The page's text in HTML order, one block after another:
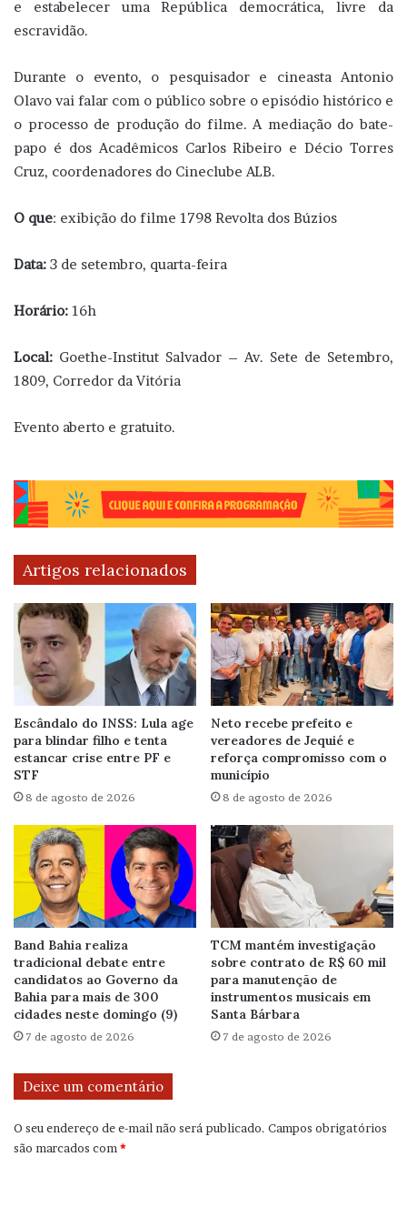
e estabelecer uma República democrática, livre da
escravidão.
Durante o evento, o pesquisador e cineasta Antonio
Olavo vai falar com o público sobre o episódio histórico e
o processo de produção do filme. A mediação do bate-
papo é dos Acadêmicos Carlos Ribeiro e Décio Torres
Cruz, coordenadores do Cineclube ALB.
O que: exibição do filme 1798 Revolta dos Búzios
Data: 3 de setembro, quarta-feira
Horário: 16h
Local: Goethe-Institut Salvador​ – Av. Sete de Setembro,
1809, Corredor da Vitória
Evento aberto e gratuito.
Artigos relacionados
Escândalo do INSS: Lula age
para blindar filho e tenta
estancar crise entre PF e
STF
8 de agosto de 2026
Neto recebe prefeito e
vereadores de Jequié e
reforça compromisso com o
município
8 de agosto de 2026
Band Bahia realiza
tradicional debate entre
candidatos ao Governo da
Bahia para mais de 300
cidades neste domingo (9)
7 de agosto de 2026
TCM mantém investigação
sobre contrato de R$ 60 mil
para manutenção de
instrumentos musicais em
Santa Bárbara
7 de agosto de 2026
Deixe um comentário
O seu endereço de e-mail não será publicado. Campos obrigatórios
são marcados com*